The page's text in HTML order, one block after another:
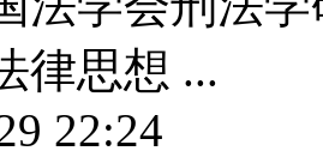
律思想 ...
22:24